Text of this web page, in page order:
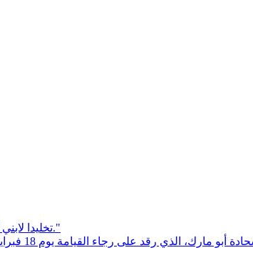
تخليدا لابني أنطوان يوسف شحادة أبو مارك،"تَأْدِيبُ سَلاَمِنَا عَلَيْهِ، وَبِحُبُرِهِ شُفِينَا."
يوم 18 فبراير 2026، يقول الكتاب، وكأن ابني يتكلم معنا:" اُنْظُرُوا بِأَعْيُنِكُمْ كَيْفَ